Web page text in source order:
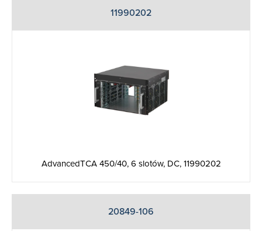
11990202
AdvancedTCA 450/40, 6 slotów, DC, 11990202
20849-106